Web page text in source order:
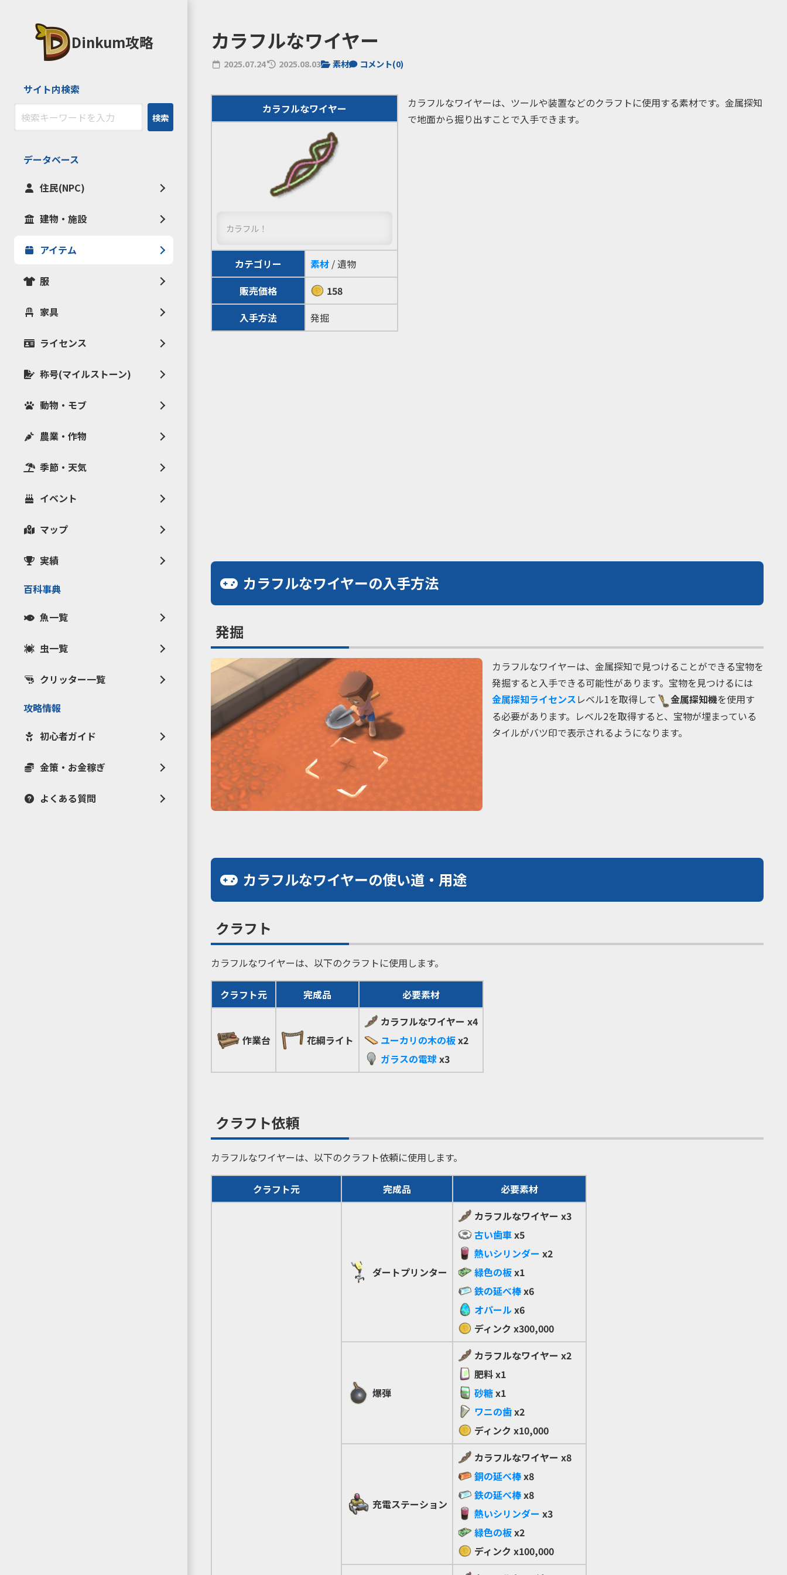
Dinkum攻略
サイト内検索
検索
データベース
住民(NPC)
建物・施設
アイテム
服
家具
ライセンス
称号(マイルストーン)
動物・モブ
農業・作物
季節・天気
イベント
マップ
実績
百科事典
魚一覧
虫一覧
クリッター一覧
攻略情報
初心者ガイド
金策・お金稼ぎ
よくある質問
カラフルなワイヤー
2025.07.24 2025.08.03 素材 コメント(0)
カラフルなワイヤー
カラフル！
カテゴリー 素材 / 遺物
販売価格
158
入手方法
発掘
カラフルなワイヤーは、ツールや装置などのクラフトに使用する素材です。金属探知
で地面から掘り出すことで入手できます。
カラフルなワイヤーの入手方法
発掘
カラフルなワイヤーは、金属探知で見つけることができる宝物を
発掘すると入手できる可能性があります。宝物を見つけるには
金属探知ライセンスレベル1を取得して 金属探知機を使用す
る必要があります。レベル2を取得すると、宝物が埋まっている
タイルがバツ印で表示されるようになります。
カラフルなワイヤーの使い道・用途
クラフト
カラフルなワイヤーは、以下のクラフトに使用します。
クラフト元 完成品 必要素材
作業台 花綱ライト
カラフルなワイヤー x4
ユーカリの木の板x2
ガラスの電球x3
クラフト依頼
カラフルなワイヤーは、以下のクラフト依頼に使用します。
クラフト元 完成品 必要素材
ダートプリンター
カラフルなワイヤー x3
古い歯車x5
熱いシリンダー x2
緑色の板x1
鉄の延べ棒x6
オパールx6
ディンク x300,000
爆弾
カラフルなワイヤー x2
肥料x1
砂糖x1
ワニの歯x2
ディンク x10,000
充電ステーション
カラフルなワイヤー x8
銅の延べ棒x8
鉄の延べ棒x8
熱いシリンダー x3
緑色の板x2
ディンク x100,000